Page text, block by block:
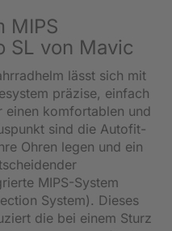
MIPS
SL von Mavic
lässt sich mit
präzise, einfach
einen komfortablen und
sind die Autofit-
Ohren legen und ein
MIPS-System
System). Dieses
die bei einem Sturz